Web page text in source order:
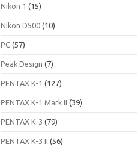
Nikon 1 (15)
Nikon D500 (10)
PC (57)
Peak Design (7)
PENTAX K-1 (127)
PENTAX K-1 Mark II (39)
PENTAX K-3 (79)
PENTAX K-3 II (56)